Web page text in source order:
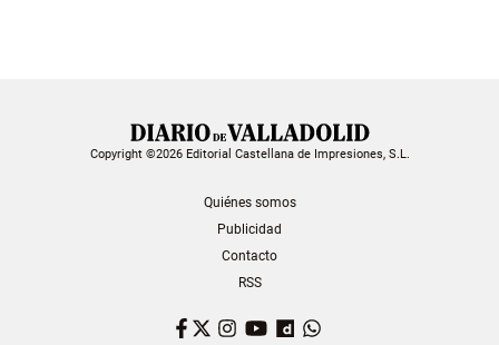
Copyright ©2026 Editorial Castellana de Impresiones, S.L.
Quiénes somos
Publicidad
Contacto
RSS
Facebook
TwitterInstagram
YouTubeDailymotion